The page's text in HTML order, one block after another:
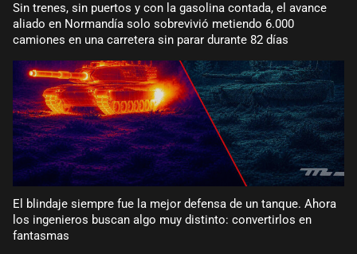
Sin trenes, sin puertos y con la gasolina contada, el avance
aliado en Normandía solo sobrevivió metiendo 6.000
camiones en una carretera sin parar durante 82 días
El blindaje siempre fue la mejor defensa de un tanque. Ahora
los ingenieros buscan algo muy distinto: convertirlos en
fantasmas